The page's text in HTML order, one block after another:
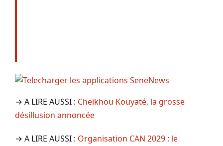
→ A LIRE AUSSI : Cheikhou Kouyaté, la grosse
désillusion annoncée
→ A LIRE AUSSI : Organisation CAN 2029 : le